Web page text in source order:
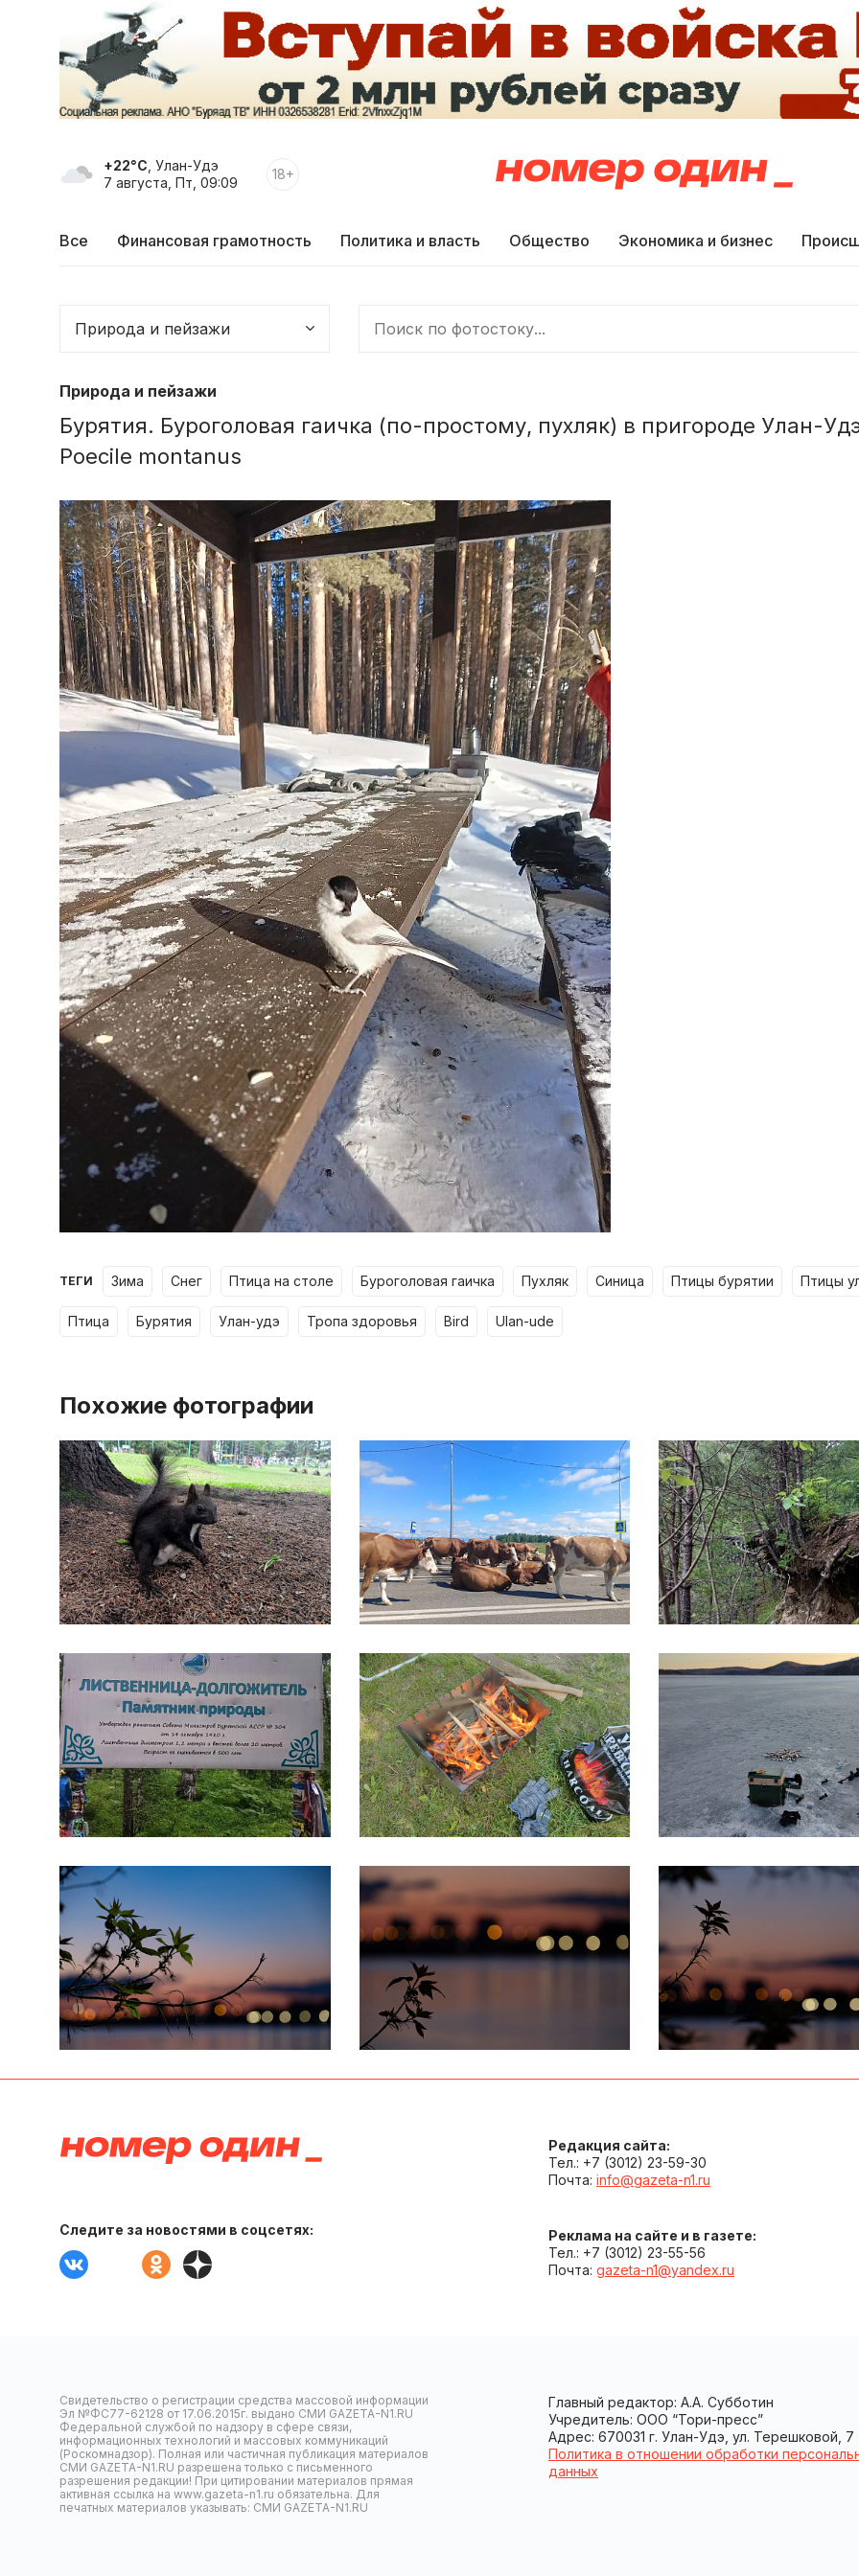
+22°C , Улан-Удэ
7 августа, Пт, 09:09
18+
Все Финансовая грамотность Политика и власть Общество Экономика и бизнес
Природа и пейзажи
Бурятия. Буроголовая гаичка (по-простому, пухляк) в пригороде Улан-
Poecile montanus
ТЕГИ зима снег птица на столе буроголовая гаичка пухляк синица птицы бурятии птицы
птица бурятия улан-удэ тропа здоровья bird ulan-ude
Похожие фотографии
Следите за новостями в соцсетях:
Редакция сайта:
Тел.: +7 (3012) 23-59-30
Почта: info@gazeta-n1.ru
Реклама на сайте и в газете:
Тел.: +7 (3012) 23-55-56
Почта: gazeta-n1@yandex.ru
Свидетельство о регистрации средства массовой информации
Эл №ФС77-62128 от 17.06.2015г. выдано СМИ GAZETA-N1.RU
Федеральной службой по надзору в сфере связи,
информационных технологий и массовых коммуникаций
(Роскомнадзор). Полная или частичная публикация материалов
СМИ GAZETA-N1.RU разрешена только с письменного
разрешения редакции! При цитировании материалов прямая
активная ссылка на www.gazeta-n1.ru обязательна. Для
печатных материалов указывать: СМИ GAZETA-N1.RU
Главный редактор: А.А. Субботин
Учредитель: ООО “Тори-пресс”
Адрес: 670031 г. Улан-Удэ, ул. Терешковой, 7
Политика в отношении обработки
данных